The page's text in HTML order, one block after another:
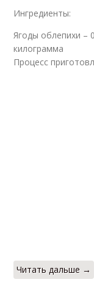
Ингредиенты:
Ягоды облепихи –
килограмма
Процесс
Читать дальше →